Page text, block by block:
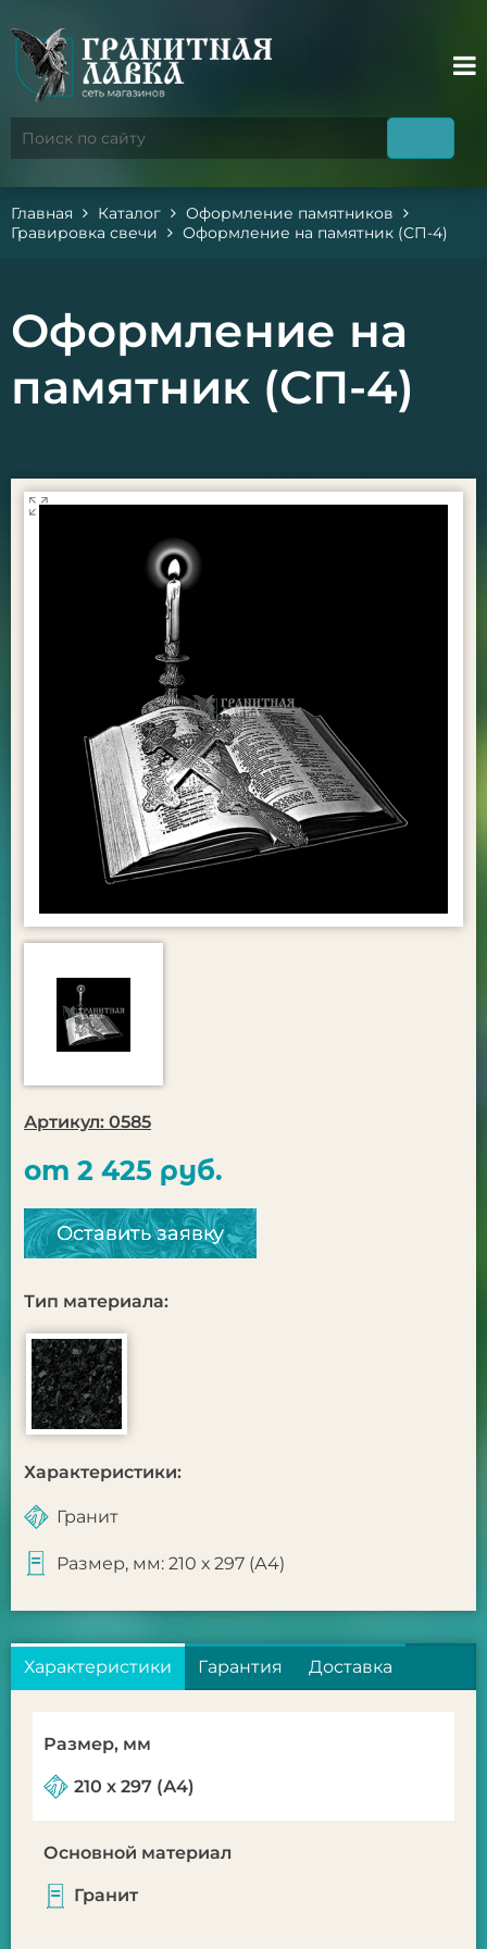
Главная Каталог
Оформление памятников
Гравировка свечи
Оформление на памятник (СП-4)
Оформление на
памятник (СП-4)
Артикул: 0585
от 2 425 руб.
Оставить заявку
Тип материала:
Характеристики:
Гранит
Размер, мм: 210 х 297 (А4)
Характеристики Гарантия Доставка
Размер, мм
210 х 297 (А4)
Основной материал
Гранит